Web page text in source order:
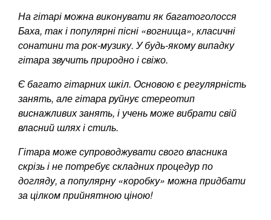
На гітарі можна виконувати як багатоголосся
Баха, так і популярні пісні «вогнища», класичні
сонатини та рок-музику. У будь-якому випадку
гітара звучить природно і свіжо.
Є багато гітарних шкіл. Основою є регулярність
занять, але гітара руйнує стереотип
виснажливих занять, і учень може вибрати свій
власний шлях і стиль.
Гітара може супроводжувати свого власника
скрізь і не потребує складних процедур по
догляду, а популярну «коробку» можна придбати
за цілком прийнятною ціною!